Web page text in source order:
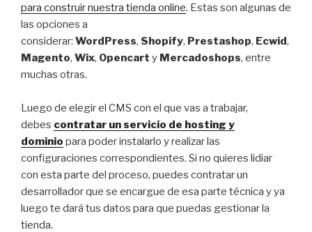
para construir nuestra tienda online. Estas son algunas de
las opciones a
considerar: WordPress, Shopify, Prestashop, Ecwid,
Magento, Wix, Opencart y Mercadoshops, entre
muchas otras.
Luego de elegir el CMS con el que vas a trabajar,
debes contratar un servicio de hosting y
dominio para poder instalarlo y realizar las
configuraciones correspondientes. Si no quieres lidiar
con esta parte del proceso, puedes contratar un
desarrollador que se encargue de esa parte técnica y ya
luego te dará tus datos para que puedas gestionar la
tienda.